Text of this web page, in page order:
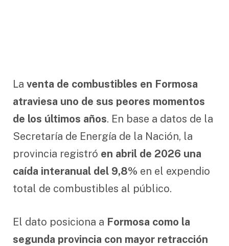
La venta de combustibles en Formosa
atraviesa uno de sus peores momentos
de los últimos años. En base a datos de la
Secretaría de Energía de la Nación, la
provincia registró en abril de 2026 una
caída interanual del 9,8% en el expendio
total de combustibles al público.
El dato posiciona a Formosa como la
segunda provincia con mayor retracción